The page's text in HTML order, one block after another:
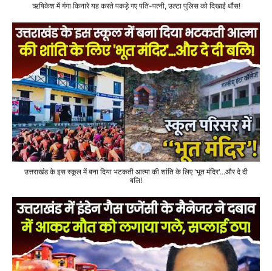
ऋषिकेश में गंगा किनारे यह करते पकड़े गए पति-पत्नी, उल्टा पुलिस को दिखाई धौंस!
उत्तराखंड के इस स्कूल में बना दिया भटकती आत्मा की शांति के लिए 'भूत मंदिर'...और दे दी
बलि!